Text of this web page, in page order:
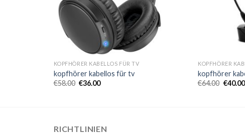
KOPFHÖRER KABELLOS FÜR TV
kopfhörer kabellos für tv
€58.00 €36.00
KOPFHÖRER
kopfhörer
€64.00 €40.00
RICHTLINIEN